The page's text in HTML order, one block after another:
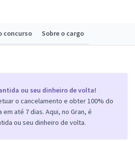
concurso Sobre o cargo
ou seu dinheiro de volta!
o cancelamento e obter 100% do
até 7 dias. Aqui, no Gran, é
ou seu dinheiro de volta.